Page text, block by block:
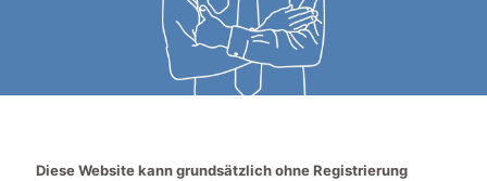
Diese Website kann grundsätzlich ohne Registrierung